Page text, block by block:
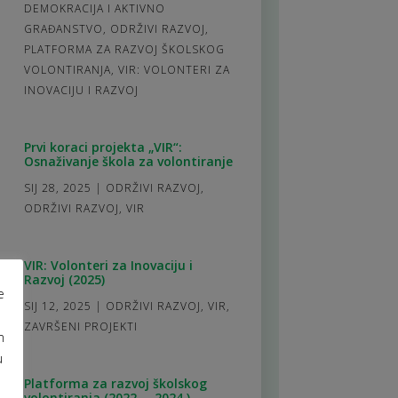
DEMOKRACIJA I AKTIVNO
GRAĐANSTVO, ODRŽIVI RAZVOJ,
PLATFORMA ZA RAZVOJ ŠKOLSKOG
VOLONTIRANJA, VIR: VOLONTERI ZA
INOVACIJU I RAZVOJ
Prvi koraci projekta „VIR“:
Osnaživanje škola za volontiranje
SIJ 28, 2025 | ODRŽIVI RAZVOJ,
ODRŽIVI RAZVOJ, VIR
VIR: Volonteri za Inovaciju i
Razvoj (2025)
SIJ 12, 2025 | ODRŽIVI RAZVOJ, VIR,
ZAVRŠENI PROJEKTI
Platforma za razvoj školskog